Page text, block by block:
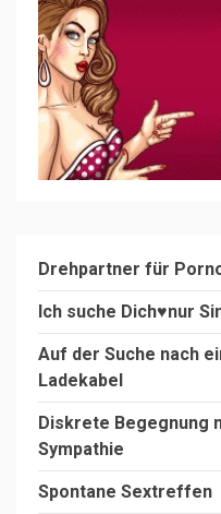
Drehpartner für
Ich suche Dich♥️nur
Auf der Suche nach
Ladekabel
Diskrete Begegnung
Sympathie
Spontane Sextreffen